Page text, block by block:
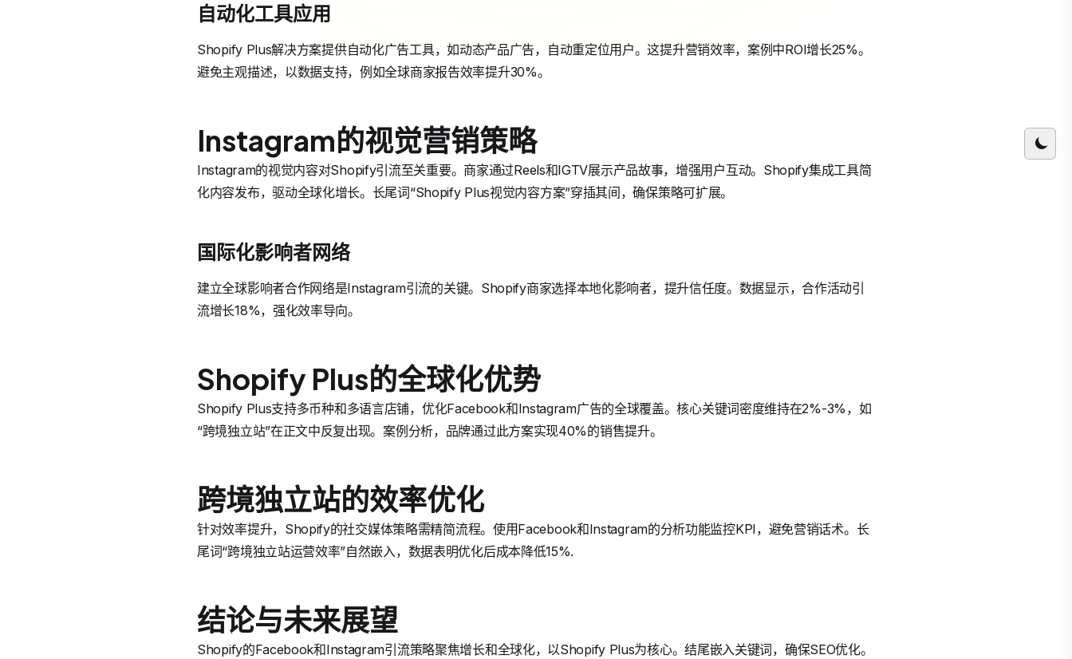
自动化工具应用
Shopify Plus解决方案提供自动化广告工具，如动态产品广告，自动重定位用户。这提升营销效率，案例中ROI增长25%。
避免主观描述，以数据支持，例如全球商家报告效率提升30%。
Instagram的视觉营销策略
Instagram的视觉内容对Shopify引流至关重要。商家通过Reels和IGTV展示产品故事，增强用户互动。Shopify集成工具简
化内容发布，驱动全球化增长。长尾词“Shopify Plus视觉内容方案”穿插其间，确保策略可扩展。
国际化影响者网络
建立全球影响者合作网络是Instagram引流的关键。Shopify商家选择本地化影响者，提升信任度。数据显示，合作活动引
流增长18%，强化效率导向。
Shopify Plus的全球化优势
Shopify Plus支持多币种和多语言店铺，优化Facebook和Instagram广告的全球覆盖。核心关键词密度维持在2%-3%，如
“跨境独立站”在正文中反复出现。案例分析，品牌通过此方案实现40%的销售提升。
跨境独立站的效率优化
针对效率提升，Shopify的社交媒体策略需精简流程。使用Facebook和Instagram的分析功能监控KPI，避免营销话术。长
尾词“跨境独立站运营效率”自然嵌入，数据表明优化后成本降低15%.
结论与未来展望
Shopify的Facebook和Instagram引流策略聚焦增长和全球化，以Shopify Plus为核心。结尾嵌入关键词，确保SEO优化。